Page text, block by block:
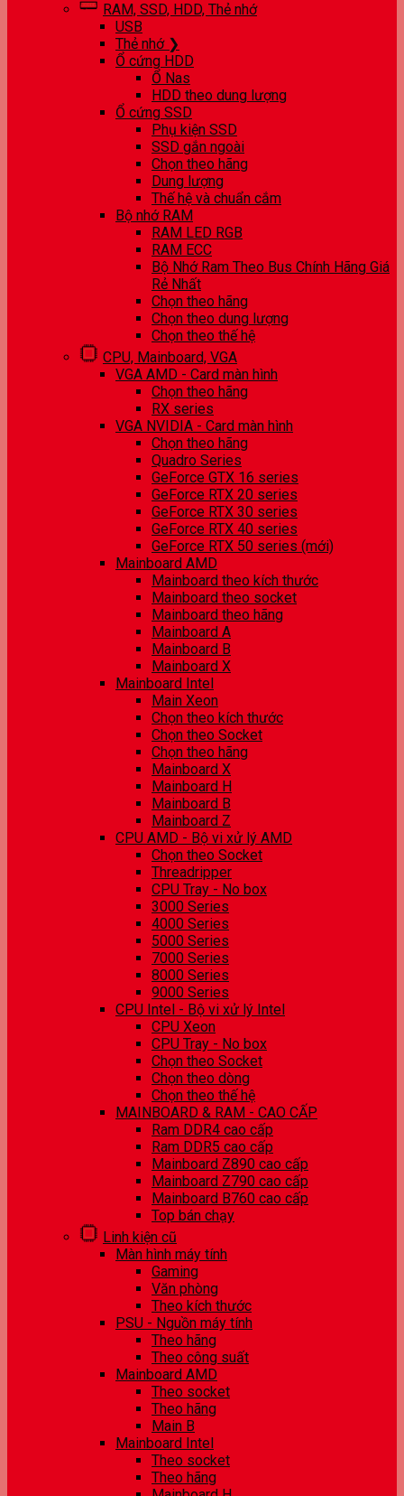
RAM, SSD, HDD, Thẻ nhớ
USB
Thẻ nhớ ❯
Ổ cứng HDD
Ổ Nas
HDD theo dung lượng
Ổ cứng SSD
Phụ kiện SSD
SSD gắn ngoài
Chọn theo hãng
Dung lượng
Thế hệ và chuẩn cắm
Bộ nhớ RAM
RAM LED RGB
RAM ECC
Bộ Nhớ Ram Theo Bus Chính Hãng Giá
Rẻ Nhất
Chọn theo hãng
Chọn theo dung lượng
Chọn theo thế hệ
CPU, Mainboard, VGA
VGA AMD - Card màn hình
Chọn theo hãng
RX series
VGA NVIDIA - Card màn hình
Chọn theo hãng
Quadro Series
GeForce GTX 16 series
GeForce RTX 20 series
GeForce RTX 30 series
GeForce RTX 40 series
GeForce RTX 50 series (mới)
Mainboard AMD
Mainboard theo kích thước
Mainboard theo socket
Mainboard theo hãng
Mainboard A
Mainboard B
Mainboard X
Mainboard Intel
Main Xeon
Chọn theo kích thước
Chọn theo Socket
Chọn theo hãng
Mainboard X
Mainboard H
Mainboard B
Mainboard Z
CPU AMD - Bộ vi xử lý AMD
Chọn theo Socket
Threadripper
CPU Tray - No box
3000 Series
4000 Series
5000 Series
7000 Series
8000 Series
9000 Series
CPU Intel - Bộ vi xử lý Intel
CPU Xeon
CPU Tray - No box
Chọn theo Socket
Chọn theo dòng
Chọn theo thế hệ
MAINBOARD & RAM - CAO CẤP
Ram DDR4 cao cấp
Ram DDR5 cao cấp
Mainboard Z890 cao cấp
Mainboard Z790 cao cấp
Mainboard B760 cao cấp
Top bán chạy
Linh kiện cũ
Màn hình máy tính
Gaming
Văn phòng
Theo kích thước
PSU - Nguồn máy tính
Theo hãng
Theo công suất
Mainboard AMD
Theo socket
Theo hãng
Main B
Mainboard Intel
Theo socket
Theo hãng